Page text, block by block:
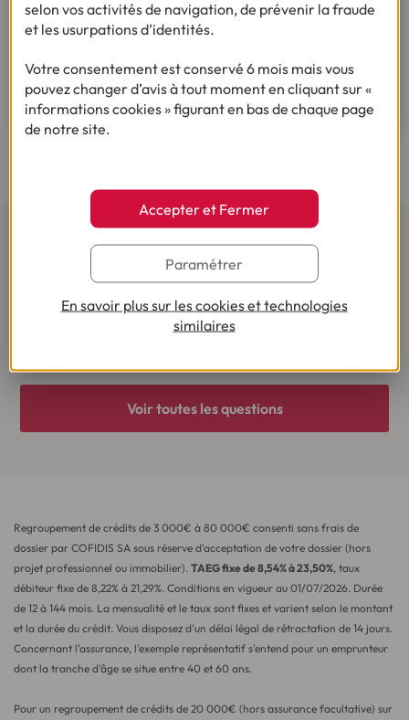
Par courrier
Messines VERLINGHEM 59686 LILLLE CEDEX.
Questions fréquentes
Voir toutes les questions
Regroupement de crédits de 3 000€ à 80 000€ consenti sans frais de
dossier par COFIDIS SA sous réserve d'acceptation de votre dossier (hors
projet professionnel ou immobilier). TAEG fixe de8,54% à23,50%, taux
débiteur fixe de 8,22% à 21,29%. Conditions en vigueur au 01/07/2026. Durée
de 12 à 144 mois. La mensualité et le taux sont fixes et varient selon le montant
et la durée du crédit. Vous disposez d'un délai légal de rétractation de 14 jours.
Concernant l'assurance, l'exemple représentatif s'entend pour un emprunteur
dont la tranche d'âge se situe entre 40 et 60 ans.
Pour un regroupement de crédits de 20 000€ (hors assurance facultative) sur
selon vos activités de navigation, de prévenir la fraude
et les usurpations d’identités.
Votre consentement est conservé 6 mois mais vous
pouvez changer d’avis à tout moment en cliquant sur «
informations cookies » figurant en bas de chaque page
de notre site.
Accepter et Fermer
Paramétrer
En savoir plus sur les cookies et technologies
similaires